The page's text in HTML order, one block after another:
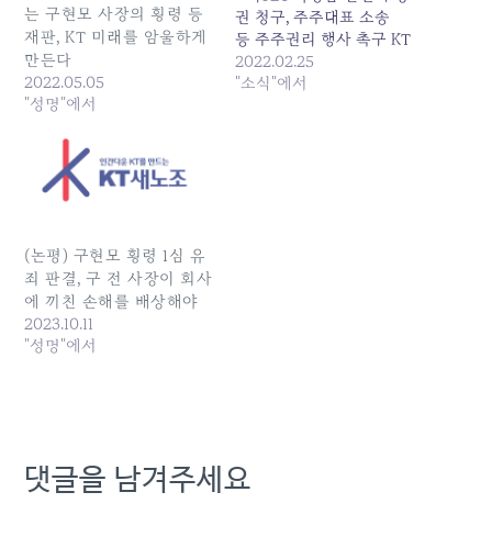
는 구현모 사장의 횡령 등
재판, KT 미래를 암울하게
만든다
2022.05.05
"성명"에서
권 청구, 주주대표 소송
등 주주권리 행사 촉구 KT
새노조는 2월 22일 국민연
금공단에 공문을 보내고, 미
2022.02.25
"소식"에서
(논평) 구현모 횡령 1심 유
죄 판결, 구 전 사장이 회사
에 끼친 손해를 배상해야
2023.10.11
"성명"에서
댓글을 남겨주세요